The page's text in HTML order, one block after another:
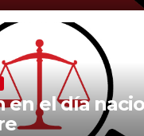
en el día